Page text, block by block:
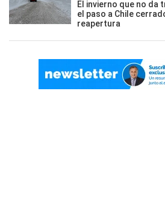
El invierno que no da
el paso a Chile
reapertura